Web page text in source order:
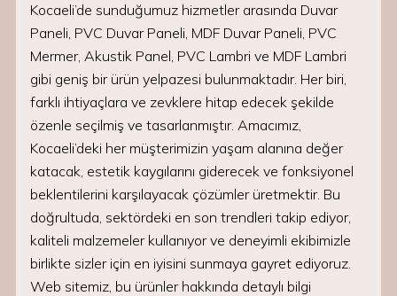
Kocaeli’de sunduğumuz hizmetler arasında Duvar
Paneli, PVC Duvar Paneli, MDF Duvar Paneli, PVC
Mermer, Akustik Panel, PVC Lambri ve MDF Lambri
gibi geniş bir ürün yelpazesi bulunmaktadır. Her biri,
farklı ihtiyaçlara ve zevklere hitap edecek şekilde
özenle seçilmiş ve tasarlanmıştır. Amacımız,
Kocaeli’deki her müşterimizin yaşam alanına değer
katacak, estetik kaygılarını giderecek ve fonksiyonel
beklentilerini karşılayacak çözümler üretmektir. Bu
doğrultuda, sektördeki en son trendleri takip ediyor,
kaliteli malzemeler kullanıyor ve deneyimli ekibimizle
birlikte sizler için en iyisini sunmaya gayret ediyoruz.
Web sitemiz, bu ürünler hakkında detaylı bilgi